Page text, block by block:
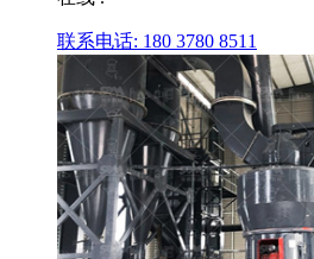
联系电话: 180 3780 8511